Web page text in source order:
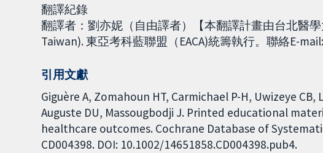
翻譯紀錄
翻譯者：劉亦妮（自由譯者）【本翻譯計畫由台北醫
Taiwan). 東亞考科藍聯盟（EACA)統籌執行。聯絡E-
引用文獻
Giguère A, Zomahoun HT, Carmichael P-H, Uwizeye CB,
Auguste DU, Massougbodji J. Printed educational
healthcare outcomes. Cochrane Database of
CD004398. DOI: 10.1002/14651858.CD004398.pub4.